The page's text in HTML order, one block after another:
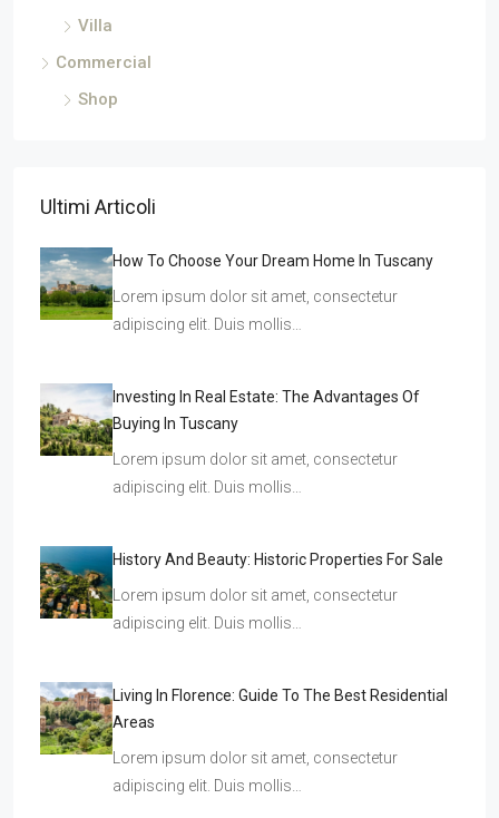
Villa
Commercial
Shop
Ultimi Articoli
How To Choose Your Dream Home In Tuscany
Lorem ipsum dolor sit amet, consectetur
adipiscing elit. Duis mollis…
Investing In Real Estate: The Advantages Of
Buying In Tuscany
Lorem ipsum dolor sit amet, consectetur
adipiscing elit. Duis mollis…
History And Beauty: Historic Properties For Sale
Lorem ipsum dolor sit amet, consectetur
adipiscing elit. Duis mollis…
Living In Florence: Guide To The Best Residential
Areas
Lorem ipsum dolor sit amet, consectetur
adipiscing elit. Duis mollis…